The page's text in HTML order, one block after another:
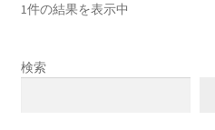
1件の結果を表示中
検索